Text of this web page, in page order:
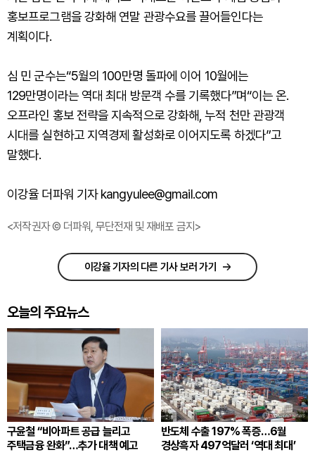
홍보프로그램을 강화해 연말 관광수요를 끌어들인다는
계획이다.
심 민 군수는“5월의 100만명 돌파에 이어 10월에는
129만명이라는 역대 최대 방문객 수를 기록했다”며“이는 온․
오프라인 홍보 전략을 지속적으로 강화해, 누적 천만 관광객
시대를 실현하고 지역경제 활성화로 이어지도록 하겠다”고
말했다.
이강율 더파워 기자 kangyulee@gmail.com
<저작권자 © 더파워, 무단전재 및 재배포 금지>
이강율 기자의 다른 기사 보러 가기
오늘의 주요뉴스
구윤철 “비아파트 공급 늘리고
주택금융 완화”…추가 대책 예고
반도체 수출 197% 폭증…6월
경상흑자 497억달러 ‘역대 최대’